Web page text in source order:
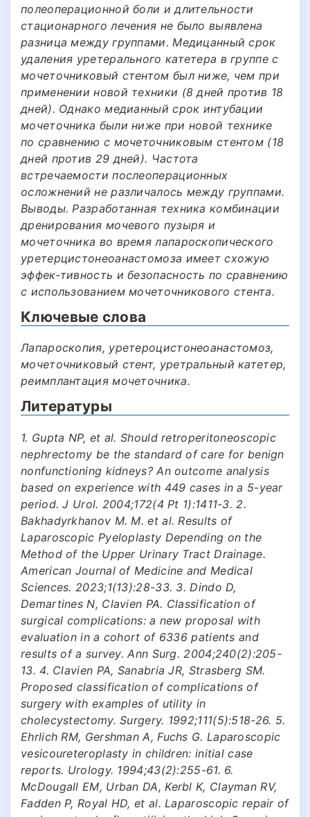
полеоперационной боли и длительности
стационарного лечения не было выявлена
разница между группами. Mедицанный срок
удаления уретерального катетера в группе с
мочеточниковый стентом был ниже, чем при
применении новой техники (8 дней против 18
дней). Однако медианный срок интубации
мочеточника были ниже при новой технике
по сравнению с мочеточниковым стентом (18
дней против 29 дней). Частота
встречаемости послеоперационных
осложнений не различалось между группами.
Выводы. Разработанная техника комбинации
дренирования мочевого пузыря и
мочеточника во время лапароскопического
уретерцистонеоанастомоза имеет схожую
эффек-тивность и безопасность по сравнению
с использованием мочеточникового стента.
Ключевые слова
Лапароскопия, уретероцистонеоанастомоз,
мочеточниковый стент, уретральный катетер,
реимплантация мочеточника.
Литературы
1. Gupta NP, et al. Should retroperitoneoscopic
nephrectomy be the standard of care for benign
nonfunctioning kidneys? An outcome analysis
based on experience with 449 cases in a 5-year
period. J Urol. 2004;172(4 Pt 1):1411-3. 2.
Bakhadyrkhanov M. M. et al. Results of
Laparoscopic Pyeloplasty Depending on the
Method of the Upper Urinary Tract Drainage.
American Journal of Medicine and Medical
Sciences. 2023;1(13):28-33. 3. Dindo D,
Demartines N, Clavien PA. Classification of
surgical complications: a new proposal with
evaluation in a cohort of 6336 patients and
results of a survey. Ann Surg. 2004;240(2):205-
13. 4. Clavien PA, Sanabria JR, Strasberg SM.
Proposed classification of complications of
surgery with examples of utility in
cholecystectomy. Surgery. 1992;111(5):518-26. 5.
Ehrlich RM, Gershman A, Fuchs G. Laparoscopic
vesicoureteroplasty in children: initial case
reports. Urology. 1994;43(2):255-61. 6.
McDougall EM, Urban DA, Kerbl K, Clayman RV,
Fadden P, Royal HD, et al. Laparoscopic repair of